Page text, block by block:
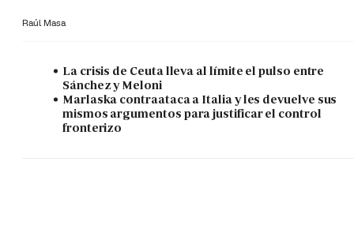
Raúl Masa
La crisis de Ceuta lleva al límite el pulso entre
Sánchez y Meloni
Marlaska contraataca a Italia y les devuelve sus
mismos argumentos para justificar el control
fronterizo